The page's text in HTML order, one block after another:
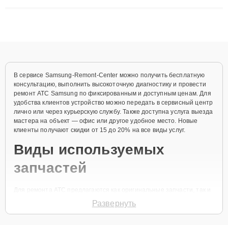
В сервисе Samsung-Remont-Center можно получить бесплатную
консультацию, выполнить высокоточную диагностику и провести
ремонт АТС Samsung по фиксированным и доступным ценам. Для
удобства клиентов устройство можно передать в сервисный центр
лично или через курьерскую службу. Также доступна услуга выезда
мастера на объект — офис или другое удобное место. Новые
клиенты получают скидки от 15 до 20% на все виды услуг.
Виды используемых
запчастей
Для ремонта АТС предлагаются как оригинальные запчасти, так и
качественные аналоги. Клиенту предоставляется возможность
выбрать наиболее подходящий вариант, исходя из его
Развернуть